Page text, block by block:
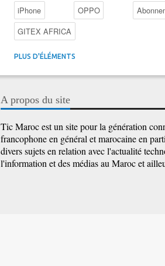
iPhone
OPPO
GITEX AFRICA
4G au Maroc
Intelligence Artificielle
Promotions Maroc Telecom
PLUS D'ÉLÉMENTS
A propos du site
Tic Maroc est un site pour la génération
francophone en général et marocaine en
divers sujets en relation avec l'actualité
l'information et des médias au Maroc et